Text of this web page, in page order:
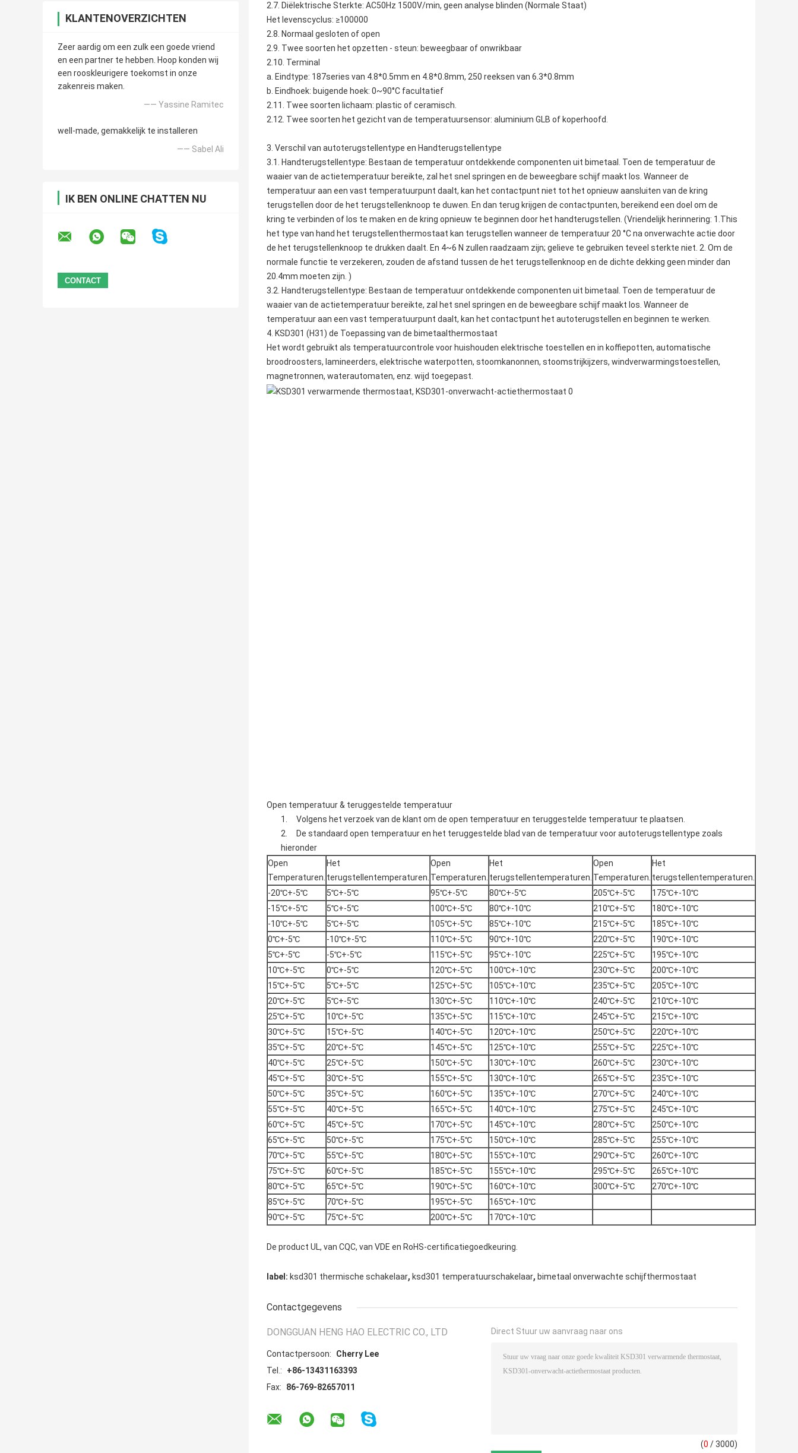
KLANTENOVERZICHTEN
Zeer aardig om een zulk een goede vriend
en een partner te hebben. Hoop konden wij
een rooskleurigere toekomst in onze
zakenreis maken.
—— Yassine Ramitec
well-made, gemakkelijk te installeren
—— Sabel Ali
IK BEN ONLINE CHATTEN NU
2.7. Diëlektrische Sterkte: AC50Hz 1500V/min, geen analyse blinden (Normale Staat)
Het levenscyclus: ≥100000
2.8. Normaal gesloten of open
2.9. Twee soorten het opzetten - steun: beweegbaar of onwrikbaar
2.10. Terminal
a. Eindtype: 187series van 4.8*0.5mm en 4.8*0.8mm, 250 reeksen van 6.3*0.8mm
b. Eindhoek: buigende hoek: 0~90°C facultatief
2.11. Twee soorten lichaam: plastic of ceramisch.
2.12. Twee soorten het gezicht van de temperatuursensor: aluminium GLB of koperhoofd.
3. Verschil van autoterugstellentype en Handterugstellentype
3.1. Handterugstellentype: Bestaan de temperatuur ontdekkende componenten uit bimetaal. Toen de temperatuur de
waaier van de actietemperatuur bereikte, zal het snel springen en de beweegbare schijf maakt los. Wanneer de
temperatuur aan een vast temperatuurpunt daalt, kan het contactpunt niet tot het opnieuw aansluiten van de kring
terugstellen door de het terugstellenknoop te duwen. En dan terug krijgen de contactpunten, bereikend een doel om de
kring te verbinden of los te maken en de kring opnieuw te beginnen door het handterugstellen. (Vriendelijk herinnering: 1.This
het type van hand het terugstellenthermostaat kan terugstellen wanneer de temperatuur 20 °C na onverwachte actie door
de het terugstellenknoop te drukken daalt. En 4~6 N zullen raadzaam zijn; gelieve te gebruiken teveel sterkte niet. 2. Om de
normale functie te verzekeren, zouden de afstand tussen de het terugstellenknoop en de dichte dekking geen minder dan
20.4mm moeten zijn. )
3.2. Handterugstellentype: Bestaan de temperatuur ontdekkende componenten uit bimetaal. Toen de temperatuur de
waaier van de actietemperatuur bereikte, zal het snel springen en de beweegbare schijf maakt los. Wanneer de
temperatuur aan een vast temperatuurpunt daalt, kan het contactpunt het autoterugstellen en beginnen te werken.
4. KSD301 (H31) de Toepassing van de bimetaalthermostaat
Het wordt gebruikt als temperatuurcontrole voor huishouden elektrische toestellen en in koffiepotten, automatische
broodroosters, lamineerders, elektrische waterpotten, stoomkanonnen, stoomstrijkijzers, windverwarmingstoestellen,
magnetronnen, waterautomaten, enz. wijd toegepast.
Open temperatuur & teruggestelde temperatuur
1. Volgens het verzoek van de klant om de open temperatuur en teruggestelde temperatuur te plaatsen.
2. De standaard open temperatuur en het teruggestelde blad van de temperatuur voor autoterugstellentype zoals
hieronder
Open
Temperaturen.
Het
terugstellentemperaturen.
Open
Temperaturen.
Het
terugstellentemperaturen.
Open
Temperaturen.
Het
terugstellentemperaturen.
-20℃+-5℃
5℃+-5℃ 95℃+-5℃ 80℃+-5℃ 205℃+-5℃
175℃+-10℃
-15℃+-5℃
5℃+-5℃ 100℃+-5℃ 80℃+-10℃ 210℃+-5℃
180℃+-10℃
-10℃+-5℃
5℃+-5℃ 105℃+-5℃ 85℃+-10℃ 215℃+-5℃
185℃+-10℃
0℃+-5℃
-10℃+-5℃ 110℃+-5℃ 90℃+-10℃ 220℃+-5℃
190℃+-10℃
5℃+-5℃
-5℃+-5℃ 115℃+-5℃ 95℃+-10℃ 225℃+-5℃
195℃+-10℃
10℃+-5℃
0℃+-5℃ 120℃+-5℃ 100℃+-10℃ 230℃+-5℃
200℃+-10℃
15℃+-5℃
5℃+-5℃ 125℃+-5℃ 105℃+-10℃ 235℃+-5℃
205℃+-10℃
20℃+-5℃
5℃+-5℃ 130℃+-5℃ 110℃+-10℃ 240℃+-5℃
210℃+-10℃
25℃+-5℃
10℃+-5℃ 135℃+-5℃ 115℃+-10℃ 245℃+-5℃
215℃+-10℃
30℃+-5℃
15℃+-5℃ 140℃+-5℃ 120℃+-10℃ 250℃+-5℃
220℃+-10℃
35℃+-5℃
20℃+-5℃ 145℃+-5℃ 125℃+-10℃ 255℃+-5℃
225℃+-10℃
40℃+-5℃
25℃+-5℃ 150℃+-5℃ 130℃+-10℃ 260℃+-5℃
230℃+-10℃
45℃+-5℃
30℃+-5℃ 155℃+-5℃ 130℃+-10℃ 265℃+-5℃
235℃+-10℃
50℃+-5℃
35℃+-5℃ 160℃+-5℃ 135℃+-10℃ 270℃+-5℃
240℃+-10℃
55℃+-5℃
40℃+-5℃ 165℃+-5℃ 140℃+-10℃ 275℃+-5℃
245℃+-10℃
60℃+-5℃
45℃+-5℃ 170℃+-5℃ 145℃+-10℃ 280℃+-5℃
250℃+-10℃
65℃+-5℃
50℃+-5℃ 175℃+-5℃ 150℃+-10℃ 285℃+-5℃
255℃+-10℃
70℃+-5℃
55℃+-5℃ 180℃+-5℃ 155℃+-10℃ 290℃+-5℃
260℃+-10℃
75℃+-5℃
60℃+-5℃ 185℃+-5℃ 155℃+-10℃ 295℃+-5℃
265℃+-10℃
80℃+-5℃
65℃+-5℃ 190℃+-5℃ 160℃+-10℃ 300℃+-5℃
270℃+-10℃
85℃+-5℃
70℃+-5℃ 195℃+-5℃
165℃+-10℃
90℃+-5℃
75℃+-5℃ 200℃+-5℃ 170℃+-10℃
De product UL, van CQC, van VDE en RoHS-certificatiegoedkeuring.
label: ksd301 thermische schakelaar, ksd301 temperatuurschakelaar, bimetaal onverwachte schijfthermostaat
Contactgegevens
DONGGUAN HENG HAO ELECTRIC CO., LTD
Contactpersoon:
Cherry Lee
Tel.:
+86-13431163393
Fax:
86-769-82657011
Direct Stuur uw aanvraag naar ons
(0 / 3000)